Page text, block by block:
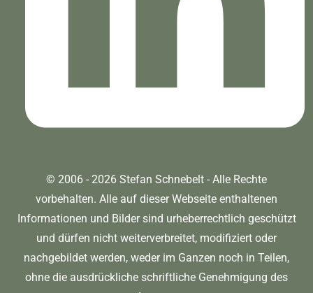
© 2006 - 2026 Stefan Schnebelt - Alle Rechte
vorbehalten. Alle auf dieser Webseite enthaltenen
Informationen und Bilder sind urheberrechtlich geschützt
und dürfen nicht weiterverbreitet, modifiziert oder
nachgebildet werden, weder im Ganzen noch in Teilen,
ohne die ausdrückliche schriftliche Genehmigung des